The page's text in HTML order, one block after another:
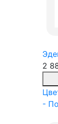
2
-